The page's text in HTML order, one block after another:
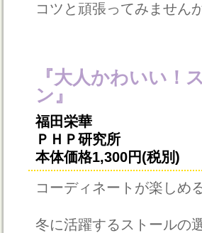
コツと頑張ってみませんか
『大人かわいい！
ン』
福田栄華
ＰＨＰ研究所
本体価格1,300円(税別)
コーディネートが楽しめ
冬に活躍するストールの